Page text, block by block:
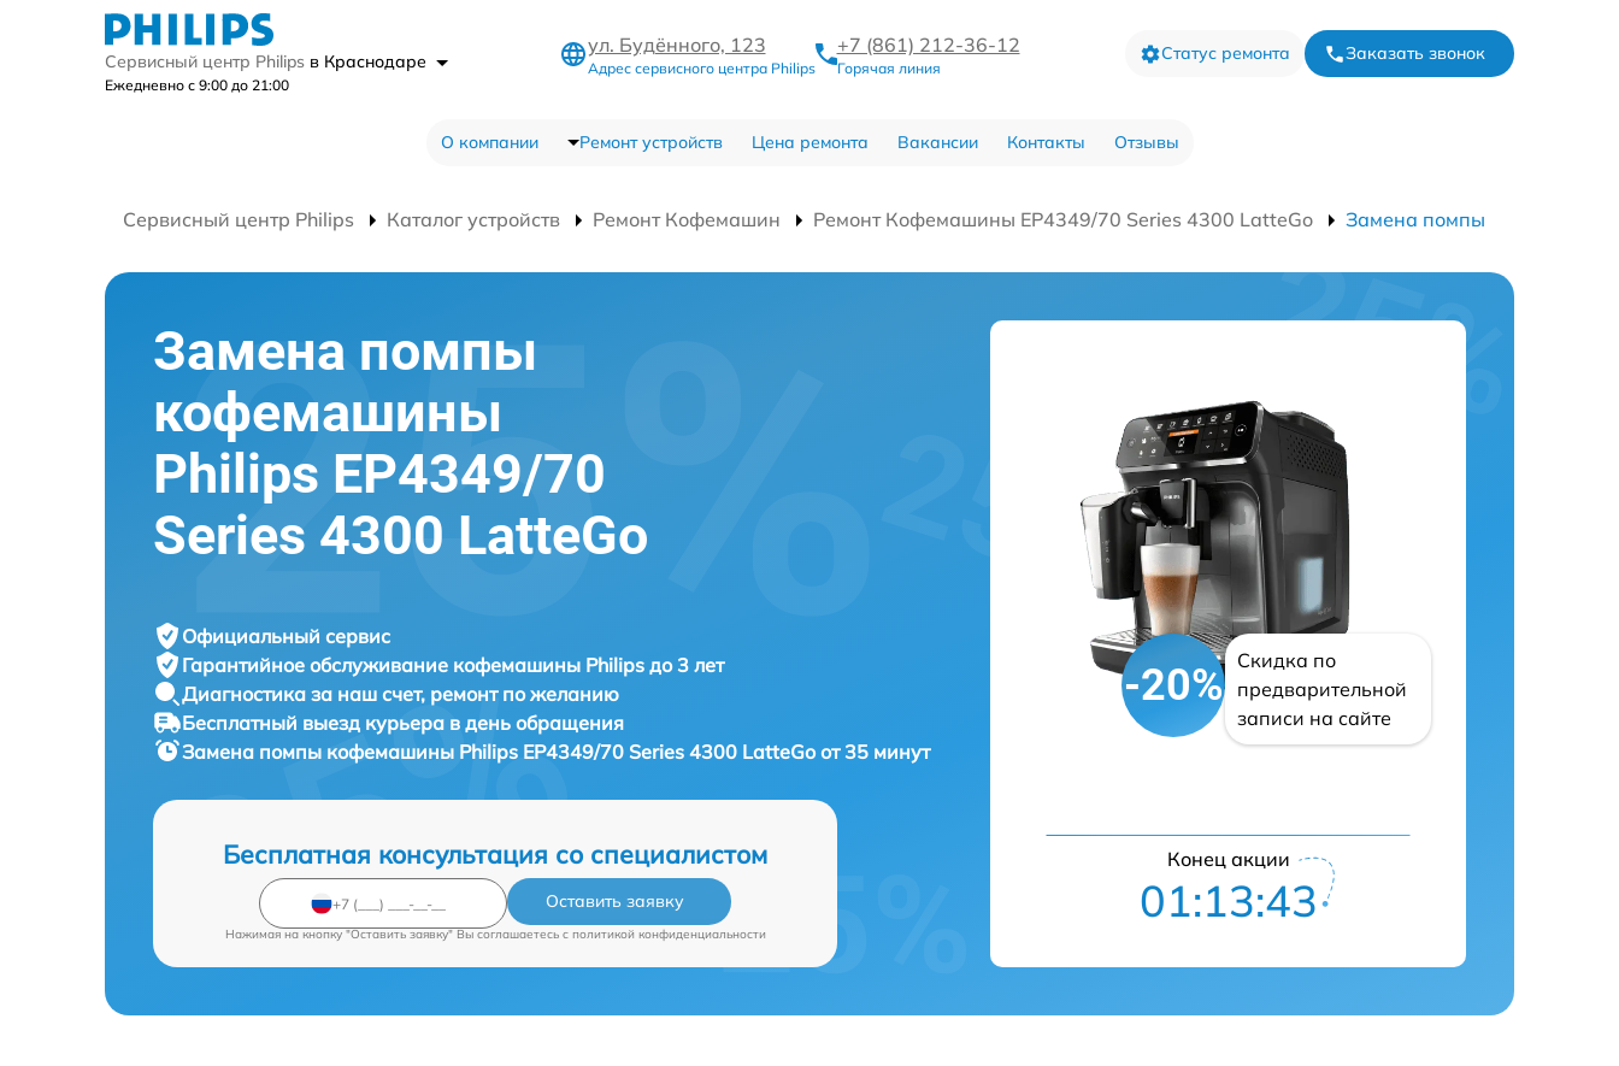
Сервисный центр Philips в Краснодаре
Ежедневно с 9:00 до 21:00
ул. Будённого, 123
Адрес сервисного центра Philips
+7 (861) 212-36-12
Горячая линия
Статус ремонта Заказать звонок
О компании Ремонт устройств Цена ремонта Вакансии Контакты Отзывы
Сервисный центр Philips Каталог устройств Ремонт Кофемашин Ремонт Кофемашины EP4349/70 Series 4300 LatteGo Замена помпы
Замена помпы
кофемашины
Philips EP4349/70
Series 4300 LatteGo
Официальный сервис
Гарантийное обслуживание кофемашины Philips до 3 лет
Диагностика за наш счет, ремонт по желанию
Бесплатный выезд курьера в день обращения
Замена помпы кофемашины Philips EP4349/70 Series 4300 LatteGo от 35 минут
Бесплатная консультация со специалистом
Оставить заявку
Нажимая на кнопку "Оставить заявку" Вы соглашаетесь c политикой конфиденциальности
-20%
Скидка по
предварительной
записи на сайте
Конец акции
01:13:42